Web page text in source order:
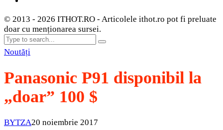
© 2013 - 2026 ITHOT.RO - Articolele ithot.ro pot fi preluate
doar cu menționarea sursei.
Noutăți
Panasonic P91 disponibil la
„doar” 100 $
BYTZA20 noiembrie 2017